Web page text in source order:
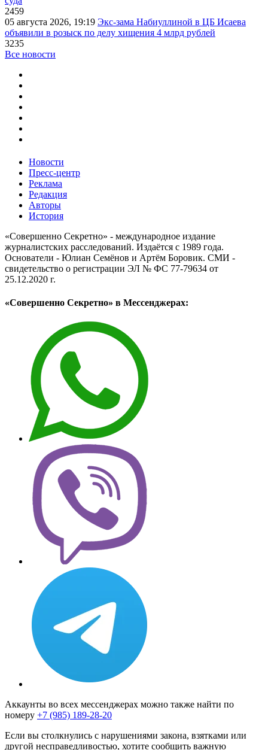
2459
05 августа 2026, 19:19 Экс-зама Набиуллиной в ЦБ Исаева
объявили в розыск по делу хищения 4 млрд рублей
3235
Все новости
Новости
Пресс-центр
Реклама
Редакция
Авторы
История
«Совершенно Секретно» - международное издание
журналистских расследований. Издаётся с 1989 года.
Основатели - Юлиан Семёнов и Артём Боровик. CМИ -
свидетельство о регистрации ЭЛ № ФС 77-79634 от
25.12.2020 г.
«Совершенно Секретно» в Мессенджерах:
Аккаунты во всех мессенджерах можно также найти по
номеру +7 (985) 189-28-20
Если вы столкнулись с нарушениями закона, взятками или
другой несправедливостью, хотите сообщить важную